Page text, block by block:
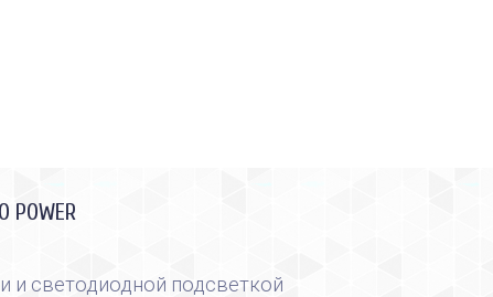
POWER
и светодиодной подсветкой